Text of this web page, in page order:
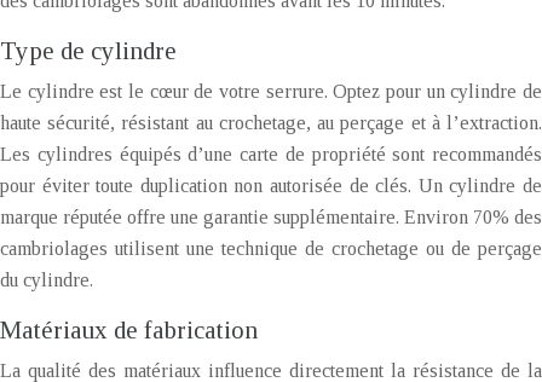
Type de cylindre
Le cylindre est le cœur de votre serrure. Optez pour un cylindre de
haute sécurité, résistant au crochetage, au perçage et à l’extraction.
Les cylindres équipés d’une carte de propriété sont recommandés
pour éviter toute duplication non autorisée de clés. Un cylindre de
marque réputée offre une garantie supplémentaire. Environ 70% des
cambriolages utilisent une technique de crochetage ou de perçage
du cylindre.
Matériaux de fabrication
La qualité des matériaux influence directement la résistance de la